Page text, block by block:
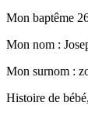
Mon baptême
Mon nom :
Mon surnom :
Histoire de